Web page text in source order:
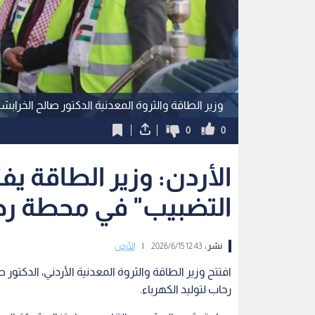
وزير الطاقة والثروة المعدنية الدكتور صالح
0
0
الأردن: وزير الطاقة
التضبيب" في محطة
نشر :12:43 2026/6/15 الأردن
افتتح وزير الطاقة والثروة المعدنية الأردني،
رحاب لتوليد الكهرباء.